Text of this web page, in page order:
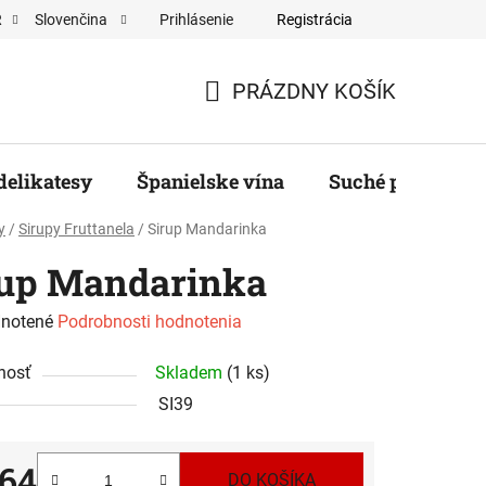
Slovenčina Prihlásenie Registrácia
KOŠÍK
PRÁZDNY KOŠÍK
Španielske vína Suché plody,
/ Sirupy Fruttanela / Sirup Mandarinka
Mandarinka
Podrobnosti hodnotenia
Skladem (1 ks)
SI39
DO KOŠÍKA